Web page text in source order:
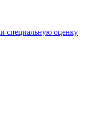
специальную оценку